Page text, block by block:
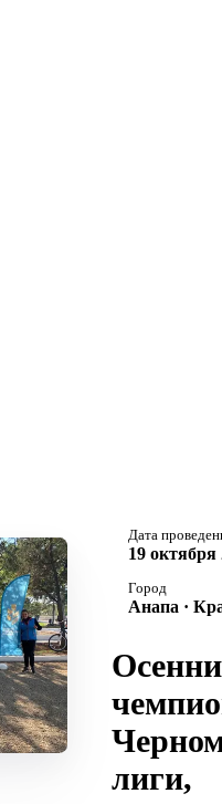
Дата
19 октября
Город
Анапа ·
лиги,